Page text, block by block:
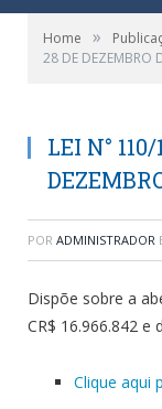
Home »
28 DE DEZEMBRO
LEI N°
POR ADMINISTRADOR
Dispõe sobre a
CR$ 16.966.842 e
Clique aqui